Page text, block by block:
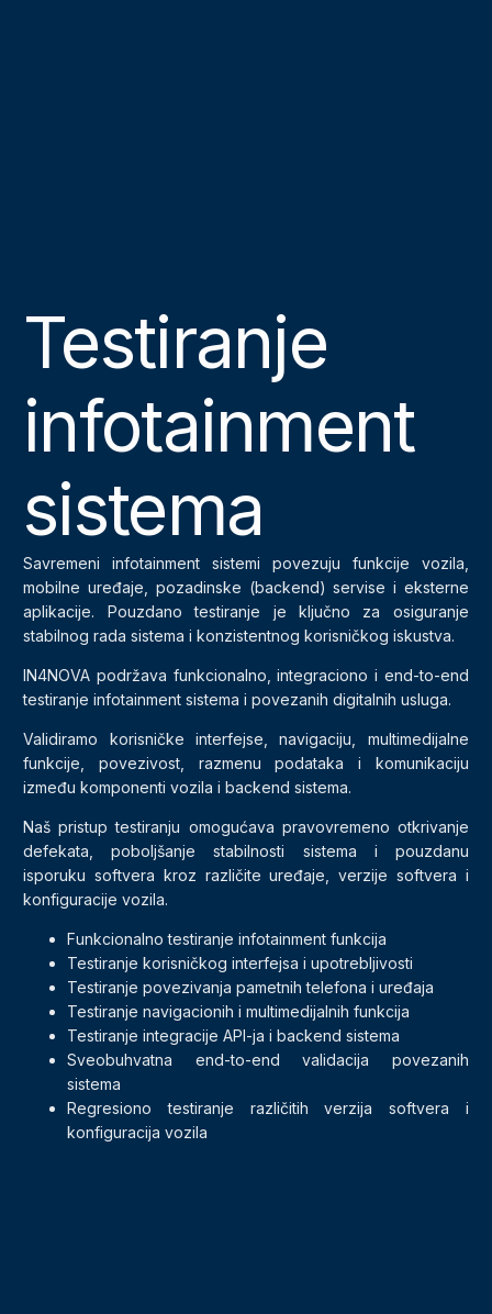
Testiranje
infotainment
sistema
Savremeni infotainment sistemi povezuju funkcije vozila,
mobilne uređaje, pozadinske (backend) servise i eksterne
aplikacije. Pouzdano testiranje je ključno za osiguranje
stabilnog rada sistema i konzistentnog korisničkog iskustva.
IN4NOVA podržava funkcionalno, integraciono i end-to-end
testiranje infotainment sistema i povezanih digitalnih usluga.
Validiramo korisničke interfejse, navigaciju, multimedijalne
funkcije, povezivost, razmenu podataka i komunikaciju
između komponenti vozila i backend sistema.
Naš pristup testiranju omogućava pravovremeno otkrivanje
defekata, poboljšanje stabilnosti sistema i pouzdanu
isporuku softvera kroz različite uređaje, verzije softvera i
konfiguracije vozila.
Funkcionalno testiranje infotainment funkcija
Testiranje korisničkog interfejsa i upotrebljivosti
Testiranje povezivanja pametnih telefona i uređaja
Testiranje navigacionih i multimedijalnih funkcija
Testiranje integracije API-ja i backend sistema
Sveobuhvatna end-to-end validacija povezanih
sistema
Regresiono testiranje različitih verzija softvera i
konfiguracija vozila